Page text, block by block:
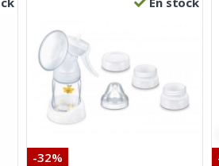
-32%